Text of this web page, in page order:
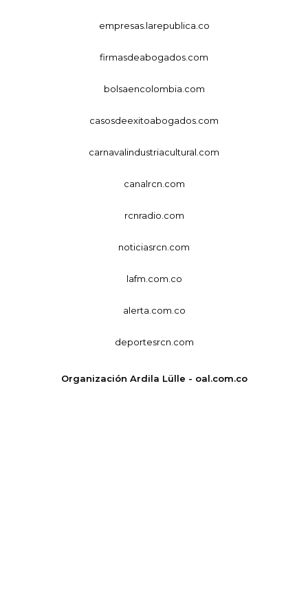
empresas.larepublica.co
firmasdeabogados.com
bolsaencolombia.com
casosdeexitoabogados.com
carnavalindustriacultural.com
canalrcn.com
rcnradio.com
noticiasrcn.com
lafm.com.co
alerta.com.co
deportesrcn.com
Organización Ardila Lülle - oal.com.co